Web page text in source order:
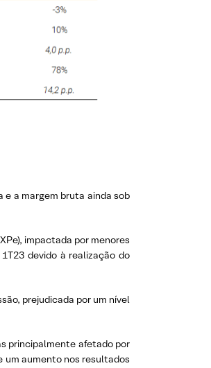
a margem bruta ainda sob
impactada por menores
devido à realização do
prejudicada por um nível
principalmente afetado por
um aumento nos resultados